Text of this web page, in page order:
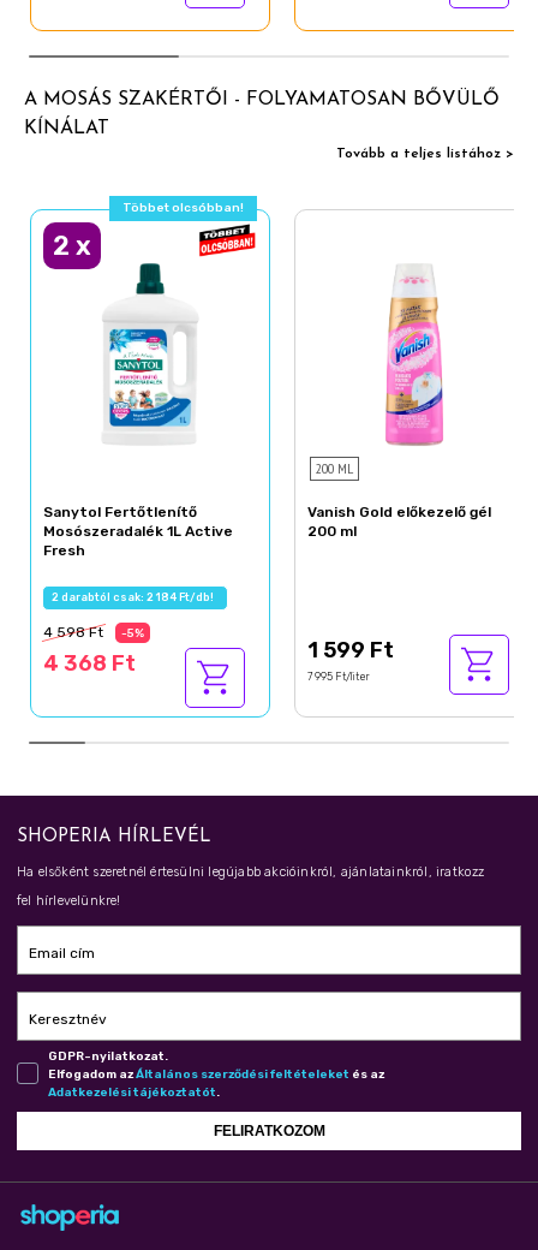
A MOSÁS SZAKÉRTŐI - FOLYAMATOSAN BŐVÜLŐ
KÍNÁLAT
Tovább a teljes listához >
Többet olcsóbban!
2 x
Sanytol Fertőtlenítő
Mosószeradalék 1L Active
Fresh
2 darabtól csak: 2 184 Ft/db!
4 598 Ft -5%
4 368 Ft
200 ML
Vanish Gold előkezelő gél
200 ml
1 599 Ft
7 995 Ft/liter
SHOPERIA HÍRLEVÉL
Ha elsőként szeretnél értesülni legújabb akcióinkról, ajánlatainkról, iratkozz
fel hírlevelünkre!
Email cím
Keresztnév
GDPR-nyilatkozat.
Elfogadom azÁl­ta­lá­nos szer­ző­dé­si fel­té­te­le­ket és az
Adat­ke­ze­lé­si tá­jé­koz­ta­tót.
FELIRATKOZOM